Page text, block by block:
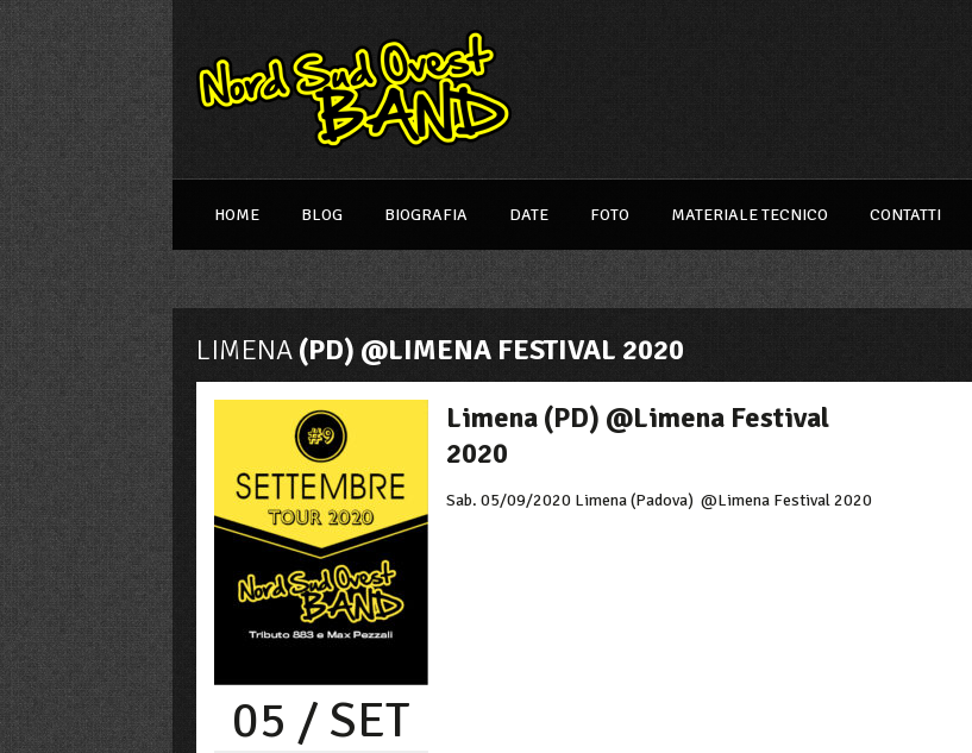
HOME BLOG BIOGRAFIA DATE FOTO MATERIALE TECNICO CONTATTI
LIMENA(PD) @LIMENA FESTIVAL 2020
05 / SET
Limena (PD) @Limena Festival
2020
Sab. 05/09/2020 Limena (Padova) @Limena Festival 2020